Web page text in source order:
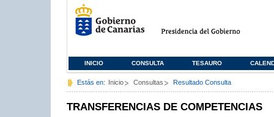
INICIO CONSULTA TESAURO
Estás en: Inicio Consultas Resultado Consulta
TRANSFERENCIAS DE COMPETENCIAS